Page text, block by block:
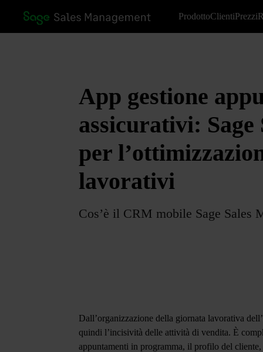
ProdottoClientiPrezzi
App gestione
assicurativi: Sage
per
lavorativi
Cos’è il CRM mobile Sage Sales
Dall’organizzazione della giornata lavorativa
quindi l’incisività delle attività di vendita. È
appuntamenti in programma, il profilo del